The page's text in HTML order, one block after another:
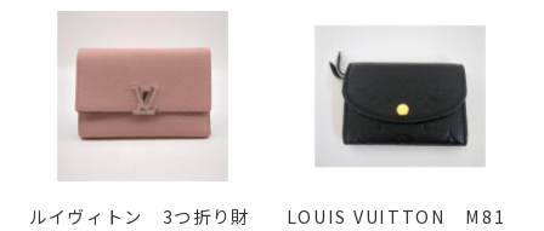
ルイヴィトン 3つ折り財
LOUIS VUITTON M81